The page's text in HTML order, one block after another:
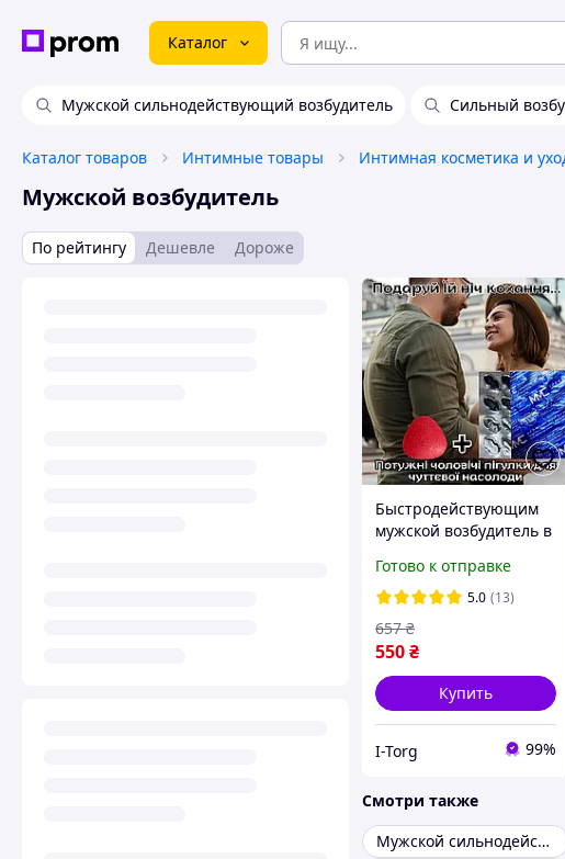
Каталог
Мужской сильнодействующий возбудитель Сильный
Каталог товаров Интимные товары Интимная косметика и
Мужской возбудитель
По рейтингу Дешевле Дороже
Быстродействующим
мужской возбудитель в
длительным эффектом
Готово к отправке
5.0 (13)
550₴
657 ₴
Купить
I-Torg 99%
Смотри также
Мужской сильнодействующий возбудитель